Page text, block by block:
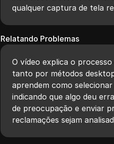
qualquer captura de tela
Relatando Problemas
O vídeo explica o
tanto por métodos
aprendem como
indicando que algo deu
de preocupação e enviar
reclamações sejam